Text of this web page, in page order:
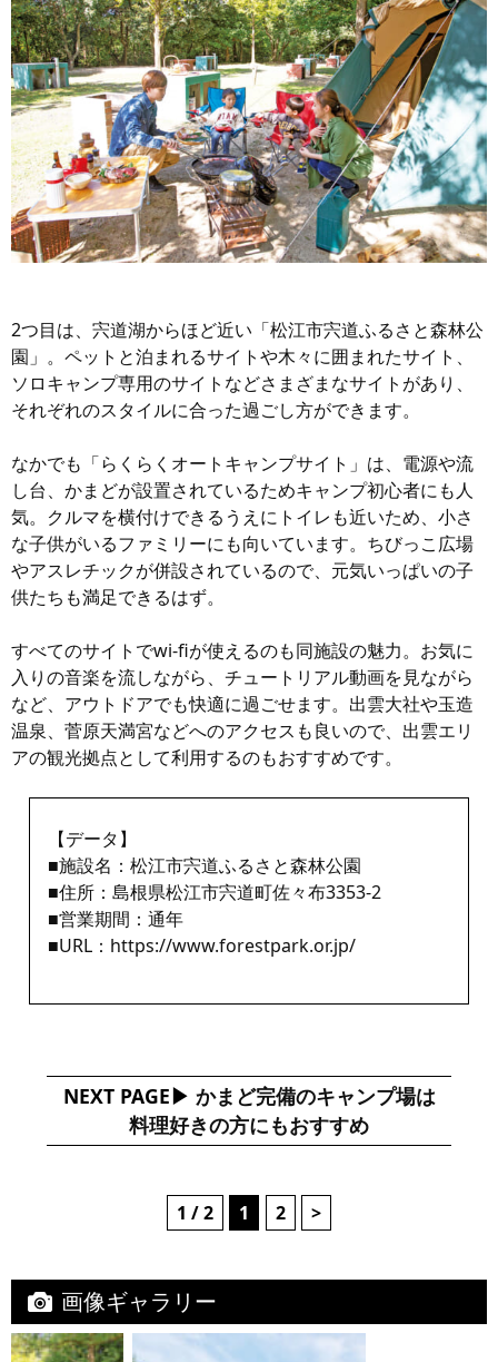
2つ目は、宍道湖からほど近い「松江市宍道ふるさと森林公
園」。ペットと泊まれるサイトや木々に囲まれたサイト、
ソロキャンプ専用のサイトなどさまざまなサイトがあり、
それぞれのスタイルに合った過ごし方ができます。
なかでも「らくらくオートキャンプサイト」は、電源や流
し台、かまどが設置されているためキャンプ初心者にも人
気。クルマを横付けできるうえにトイレも近いため、小さ
な子供がいるファミリーにも向いています。ちびっこ広場
やアスレチックが併設されているので、元気いっぱいの子
供たちも満足できるはず。
すべてのサイトでwi-fiが使えるのも同施設の魅力。お気に
入りの音楽を流しながら、チュートリアル動画を見ながら
など、アウトドアでも快適に過ごせます。出雲大社や玉造
温泉、菅原天満宮などへのアクセスも良いので、出雲エリ
アの観光拠点として利用するのもおすすめです。
【データ】
■施設名：松江市宍道ふるさと森林公園
■住所：島根県松江市宍道町佐々布3353-2
■営業期間：通年
■URL： https://www.forestpark.or.jp/
NEXT PAGE
かまど完備のキャンプ場は
料理好きの方にもおすすめ
1 / 2 1 2 >
画像ギャラリー